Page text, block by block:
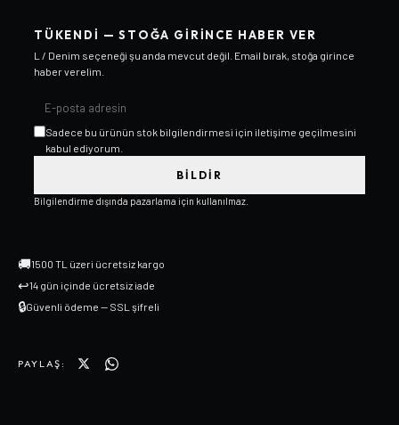
TÜKENDI — STOĞA GIRINCE HABER VER
L / Denim seçeneği şu anda mevcut değil. Email bırak, stoğa girince
haber verelim.
Sadece bu ürünün stok bilgilendirmesi için iletişime geçilmesini
kabul ediyorum.
BILDIR
Bilgilendirme dışında pazarlama için kullanılmaz.
🚚1500 TL üzeri ücretsiz kargo
↩14 gün içinde ücretsiz iade
🔒Güvenli ödeme — SSL şifreli
PAYLAŞ: